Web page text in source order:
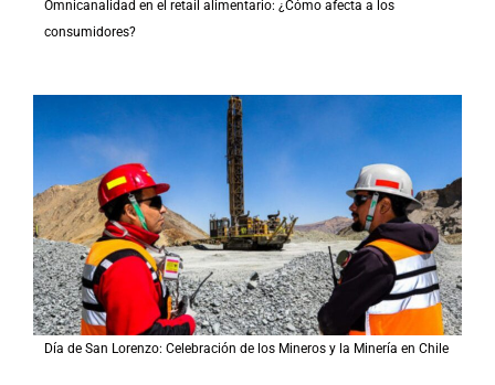
Omnicanalidad en el retail alimentario: ¿Cómo afecta a los
consumidores?
Día de San Lorenzo: Celebración de los Mineros y la Minería en Chile